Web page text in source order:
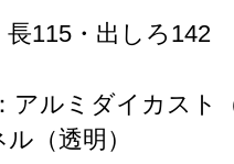
115・出しろ142
アルミダイカスト
（透明）